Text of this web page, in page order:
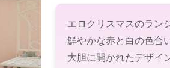
エロクリスマスのラン
鮮やかな赤と白の色合
大胆に開かれたデザイ